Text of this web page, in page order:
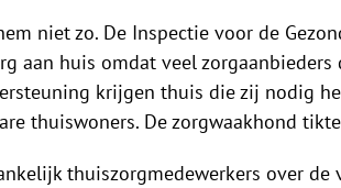
niet zo. De Inspectie voor de
aan huis omdat veel
krijgen thuis die zij nodig
thuiswoners. De zorgwaakhond
thuiszorgmedewerkers over